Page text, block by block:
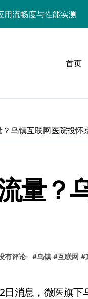
用流畅度与性能实测
优化赋能移动端流畅体
流畅度与精准控制优化
畅度与精准控制优化
算机视觉流畅度与精准
度对决，操控为王
首页
？乌镇互联网医院投怀
量？
有评论 #乌镇 #互联网 #